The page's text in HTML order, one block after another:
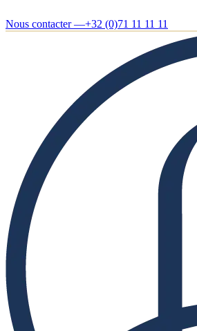
Nous contacter —+32 (0)71 11 11 11